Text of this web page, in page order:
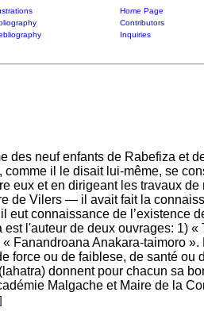
Home Page
Contributors
Inquiries
neuf enfants de Rabefiza et
il le disait lui-même, se
eux et en dirigeant les travaux
de Vilers — il avait fait la
eut connaissance de l’existence
l'auteur de deux ouvrages: 1) «
Fanandroana Anakara-taimoro
force ou de faiblese, de santé ou
donnent pour chacun sa
Malgache et Maire de la